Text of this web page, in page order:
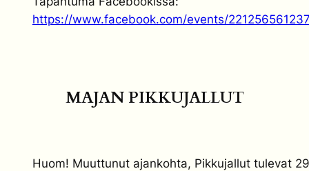
https://www.facebook.com/events/
MAJAN PIKKUJALLUT
Huom! Muuttunut ajankohta, Pikkujallut tulevat